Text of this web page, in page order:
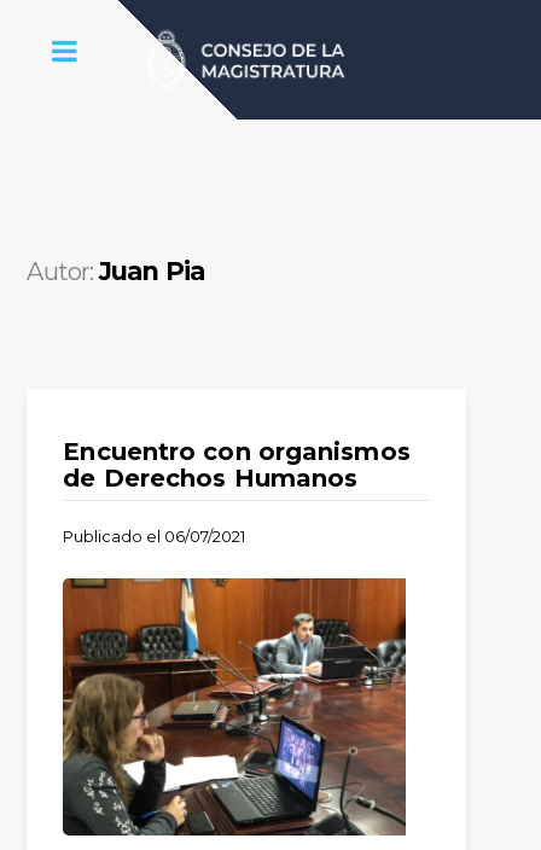
Autor:Juan Pia
Encuentro con organismos
de Derechos Humanos
Publicado el 06/07/2021